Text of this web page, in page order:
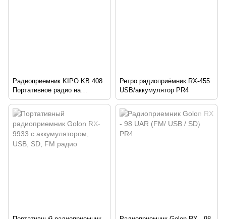
Радиоприемник KIPO KB 408
Портативное радио на
батарейках + от сети 220
Ретро радиоприёмник RX-455
USB/аккумулятор PR4